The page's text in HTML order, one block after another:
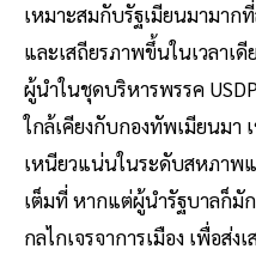
เหมาะสมกับรัฐเมียนมามาก
และเสถียรภาพขึ้นในเวลาเ
ผู้นำในชุดบริหารพรรค
ใกล้เคียงกับกองทัพเมียนมา
เหนียวแน่นในระดับสหภา
เต็มที่ หากแต่ผู้นำรัฐบาลก็
กลไกเจรจาการเมือง เพื่อส่